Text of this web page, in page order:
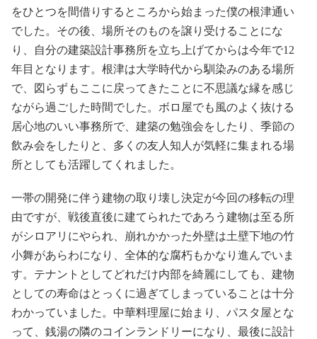
をひとつを間借りするところから始まった僕の根津通い
でした。その後、場所そのものを譲り受けることにな
り、自分の建築設計事務所を立ち上げてからは今年で12
年目となります。根津は大学時代から馴染みのある場所
で、図らずもここに戻ってきたことに不思議な縁を感じ
ながら過ごした時間でした。ボロ屋でも風のよく抜ける
居心地のいい事務所で、建築の勉強会をしたり、季節の
飲み会をしたりと、多くの友人知人が気軽に集まれる場
所としても活躍してくれました。
一帯の開発に伴う建物の取り壊し決定が今回の移転の理
由ですが、戦後直後に建てられたであろう建物は至る所
がシロアリにやられ、崩れかかった外壁は土壁下地の竹
小舞があらわになり、全体的な腐朽もかなり進んでいま
す。テナントとしてどれだけ内部を綺麗にしても、建物
としての寿命はとっくに過ぎてしまっていることは十分
わかっていました。中華料理屋に始まり、パスタ屋とな
って、銭湯の隣のコインランドリーになり、最後に設計